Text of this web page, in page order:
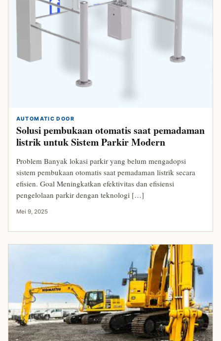
AUTOMATIC DOOR
Solusi pembukaan otomatis saat pemadaman
listrik untuk Sistem Parkir Modern
Problem Banyak lokasi parkir yang belum mengadopsi
sistem pembukaan otomatis saat pemadaman listrik secara
efisien. Goal Meningkatkan efektivitas dan efisiensi
pengelolaan parkir dengan teknologi […]
Mei 9, 2025